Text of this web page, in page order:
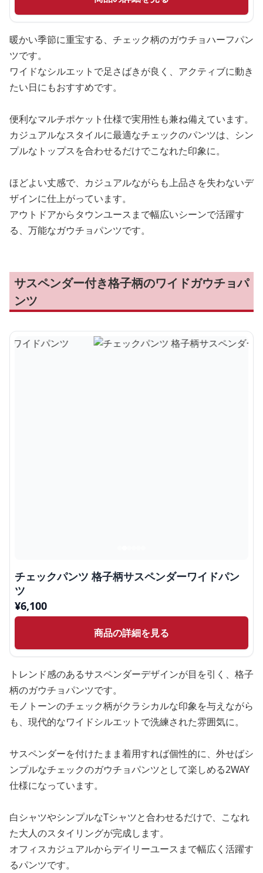
暖かい季節に重宝する、チェック柄のガウチョハーフパン
ツです。
ワイドなシルエットで足さばきが良く、アクティブに動き
たい日にもおすすめです。
便利なマルチポケット仕様で実用性も兼ね備えています。
カジュアルなスタイルに最適なチェックのパンツは、シン
プルなトップスを合わせるだけでこなれた印象に。
ほどよい丈感で、カジュアルながらも上品さを失わないデ
ザインに仕上がっています。
アウトドアからタウンユースまで幅広いシーンで活躍す
る、万能なガウチョパンツです。
サスペンダー付き格子柄のワイドガウチョパ
ンツ
チェックパンツ 格子柄サスペンダーワイドパン
ツ
¥6,100
商品の詳細を見る
トレンド感のあるサスペンダーデザインが目を引く、格子
柄のガウチョパンツです。
モノトーンのチェック柄がクラシカルな印象を与えながら
も、現代的なワイドシルエットで洗練された雰囲気に。
サスペンダーを付けたまま着用すれば個性的に、外せばシ
ンプルなチェックのガウチョパンツとして楽しめる2WAY
仕様になっています。
白シャツやシンプルなTシャツと合わせるだけで、こなれ
た大人のスタイリングが完成します。
オフィスカジュアルからデイリーユースまで幅広く活躍す
るパンツです。